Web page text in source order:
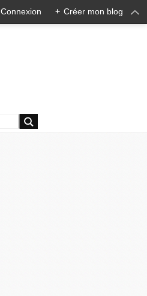
Connexion + Créer mon blog